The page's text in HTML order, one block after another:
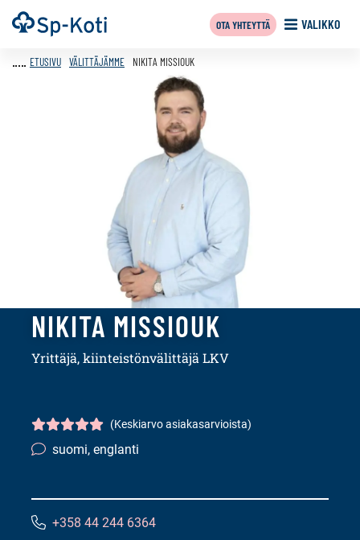
Siirry
sisältöön
Etusivu VALIKKO
OTA YHTEYTTÄ
ETUSIVU VÄLITTÄJÄMME NIKITA MISSIOUK
NIKITA MISSIOUK
Yrittäjä, kiinteistönvälittäjä LKV
Asiakasarvio
5/5
(Keskiarvo asiakasarvioista)
Kielitaito:
suomi, englanti
Puhelinnumero:
+358 44 244 6364